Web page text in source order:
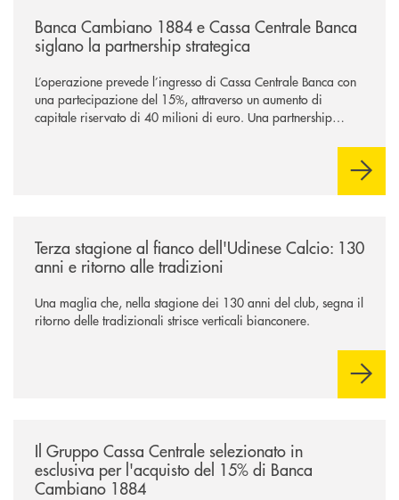
Banca Cambiano 1884 e Cassa Centrale Banca
siglano la partnership strategica
L’operazione prevede l’ingresso di Cassa Centrale Banca con
una partecipazione del 15%, attraverso un aumento di
capitale riservato di 40 milioni di euro. Una partnership
comuni e sulla prossimità ai territori, per ampliare l’offerta e
Terza stagione al fianco dell'Udinese Calcio: 130
anni e ritorno alle tradizioni
Una maglia che, nella stagione dei 130 anni del club, segna il
ritorno delle tradizionali strisce verticali bianconere.
Il Gruppo Cassa Centrale selezionato in
esclusiva per l'acquisto del 15% di Banca
Cambiano 1884